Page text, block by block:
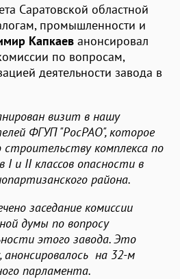
Саратовской областной
промышленности и
Капкаев анонсировал
по вопросам,
деятельности завода в
визит в нашу
ФГУП "РосРАО", которое
комплекса по
I и II классов опасности в
района.
заседание комиссии
думы по вопросу
этого завода. Это
анонсировалось на 32-м
парламента.